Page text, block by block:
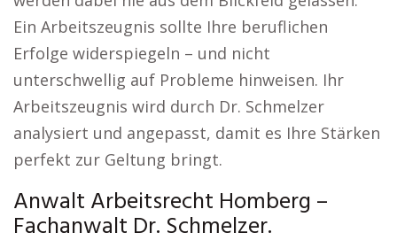
Ein Arbeitszeugnis sollte Ihre beruflichen
Erfolge widerspiegeln – und nicht
unterschwellig auf Probleme hinweisen. Ihr
Arbeitszeugnis wird durch Dr. Schmelzer
analysiert und angepasst, damit es Ihre Stärken
perfekt zur Geltung bringt.
Anwalt Arbeitsrecht Homberg –
Fachanwalt Dr. Schmelzer.